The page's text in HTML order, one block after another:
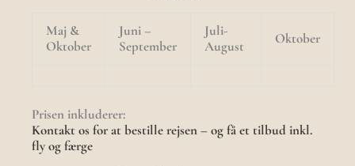
Maj &
Oktober
Juni –
September
Juli-
August
Oktober
Prisen inkluderer:
Kontakt os for at bestille rejsen – og få et tilbud inkl.
fly og færge